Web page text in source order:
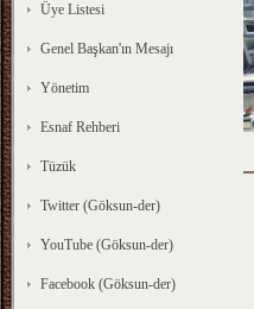
Üye Listesi
Genel Başkan'ın Mesajı
Yönetim
Esnaf Rehberi
Tüzük
Twitter (Göksun-der)
YouTube (Göksun-der)
Facebook (Göksun-der)